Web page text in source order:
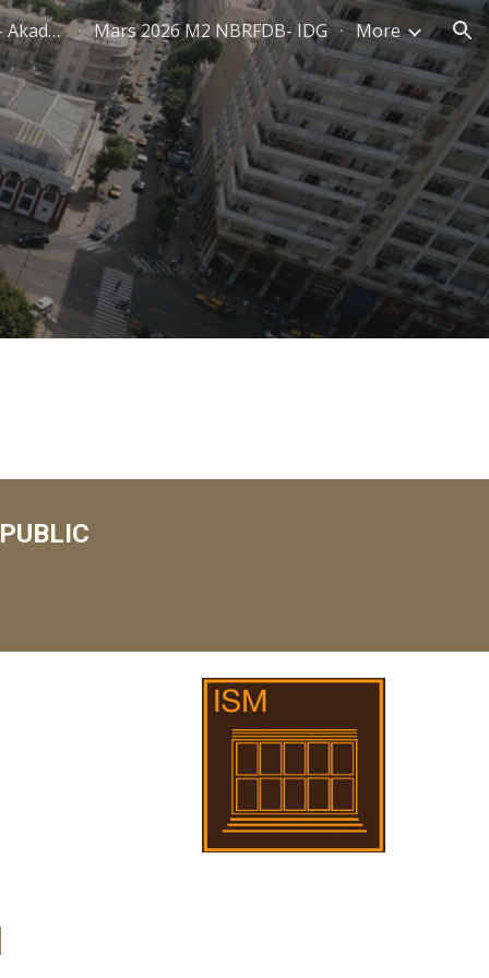
Mars 2026 M2 PMPMQ - Akademia Mars 2026 M2 NBRFDB- IDG More